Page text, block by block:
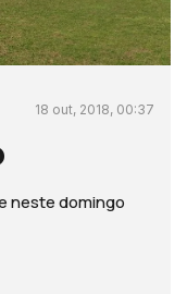
18 out, 2018, 00:37
neste domingo